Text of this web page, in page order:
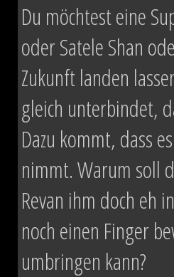
Du möchtest eine
oder Satele Shan
Zukunft landen
gleich unterbindet,
Dazu kommt, dass
nimmt. Warum soll
Revan ihm doch eh
noch einen Finger
umbringen kann?